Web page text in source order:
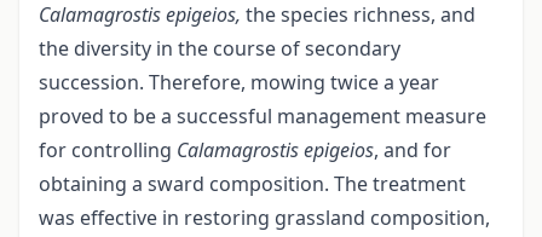
Calamagrostis epigeios, the species richness, and
the diversity in the course of secondary
succession. Therefore, mowing twice a year
proved to be a successful management measure
for controlling Calamagrostis epigeios, and for
obtaining a sward composition. The treatment
was effective in restoring grassland composition,